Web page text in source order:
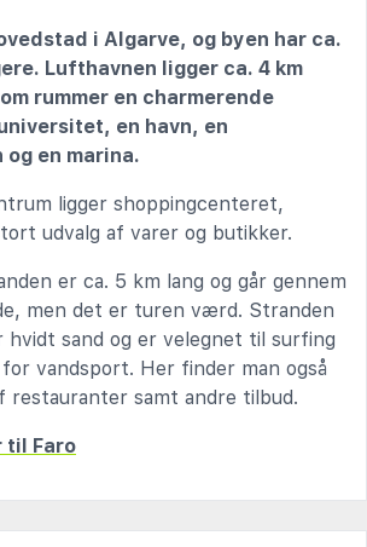
i Algarve, og byen har ca.
Lufthavnen ligger ca. 4 km
rummer en charmerende
en havn, en
en marina.
ligger shoppingcenteret,
udvalg af varer og butikker.
er ca. 5 km lang og går gennem
men det er turen værd. Stranden
hvidt sand og er velegnet til surfing
vandsport. Her finder man også
restauranter samt andre tilbud.
til Faro